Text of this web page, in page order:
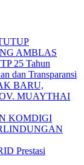
AMBLAS
25 Tahun
dan Transparansi
BARU,
MUAYTHAI
KOMDIGI
Prestasi